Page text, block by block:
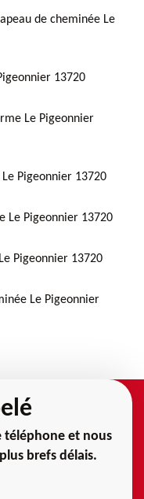
de cheminée Le
13720
Le Pigeonnier
Pigeonnier 13720
Le Pigeonnier 13720
Pigeonnier 13720
Le Pigeonnier
téléphone et nous
brefs délais.